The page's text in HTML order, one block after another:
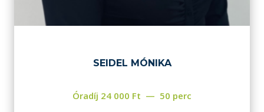
SEIDEL MÓNIKA
Óradíj 24 000 Ft 50 perc